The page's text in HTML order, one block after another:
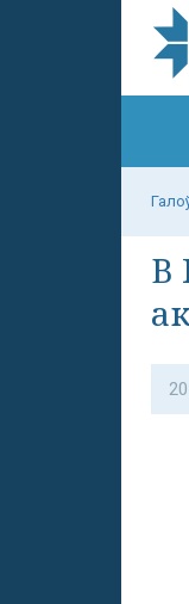
В